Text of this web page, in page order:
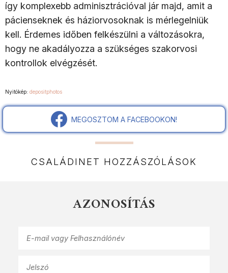
így komplexebb adminisztrációval jár majd, amit a
pácienseknek és háziorvosoknak is mérlegelniük
kell. Érdemes időben felkészülni a változásokra,
hogy ne akadályozza a szükséges szakorvosi
kontrollok elvégzését.
Nyitókép: depositphotos
MEGOSZTOM A FACEBOOKON!
CSALÁDINET HOZZÁSZÓLÁSOK
AZONOSÍTÁS